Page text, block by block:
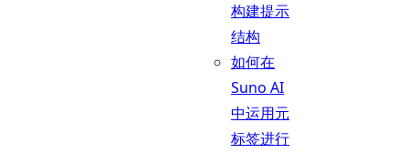
构建提示
结构
如何在
Suno AI
中运用元
标签进行